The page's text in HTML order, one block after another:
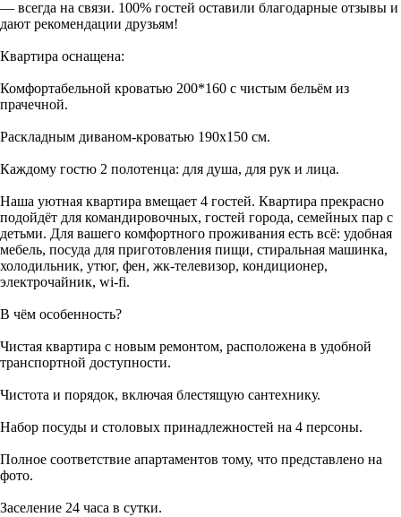
— всегда на связи. 100% гостей оставили благодарные отзывы и
дают рекомендации друзьям!
Квартира оснащена:
Комфортабельной кроватью 200*160 с чистым бельём из
прачечной.
Раскладным диваном-кроватью 190х150 см.
Каждому гостю 2 полотенца: для душа, для рук и лица.
Наша уютная квартира вмещает 4 гостей. Квартира прекрасно
подойдёт для командировочных, гостей города, семейных пар с
детьми. Для вашего комфортного проживания есть всё: удобная
мебель, посуда для приготовления пищи, стиральная машинка,
холодильник, утюг, фен, жк-телевизор, кондиционер,
электрочайник, wi-fi.
В чём особенность?
Чистая квартира с новым ремонтом, расположена в удобной
транспортной доступности.
Чистота и порядок, включая блестящую сантехнику.
Набор посуды и столовых принадлежностей на 4 персоны.
Полное соответствие апартаментов тому, что представлено на
фото.
Заселение 24 часа в сутки.